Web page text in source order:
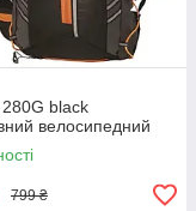
black
велосипедний
799 ₴